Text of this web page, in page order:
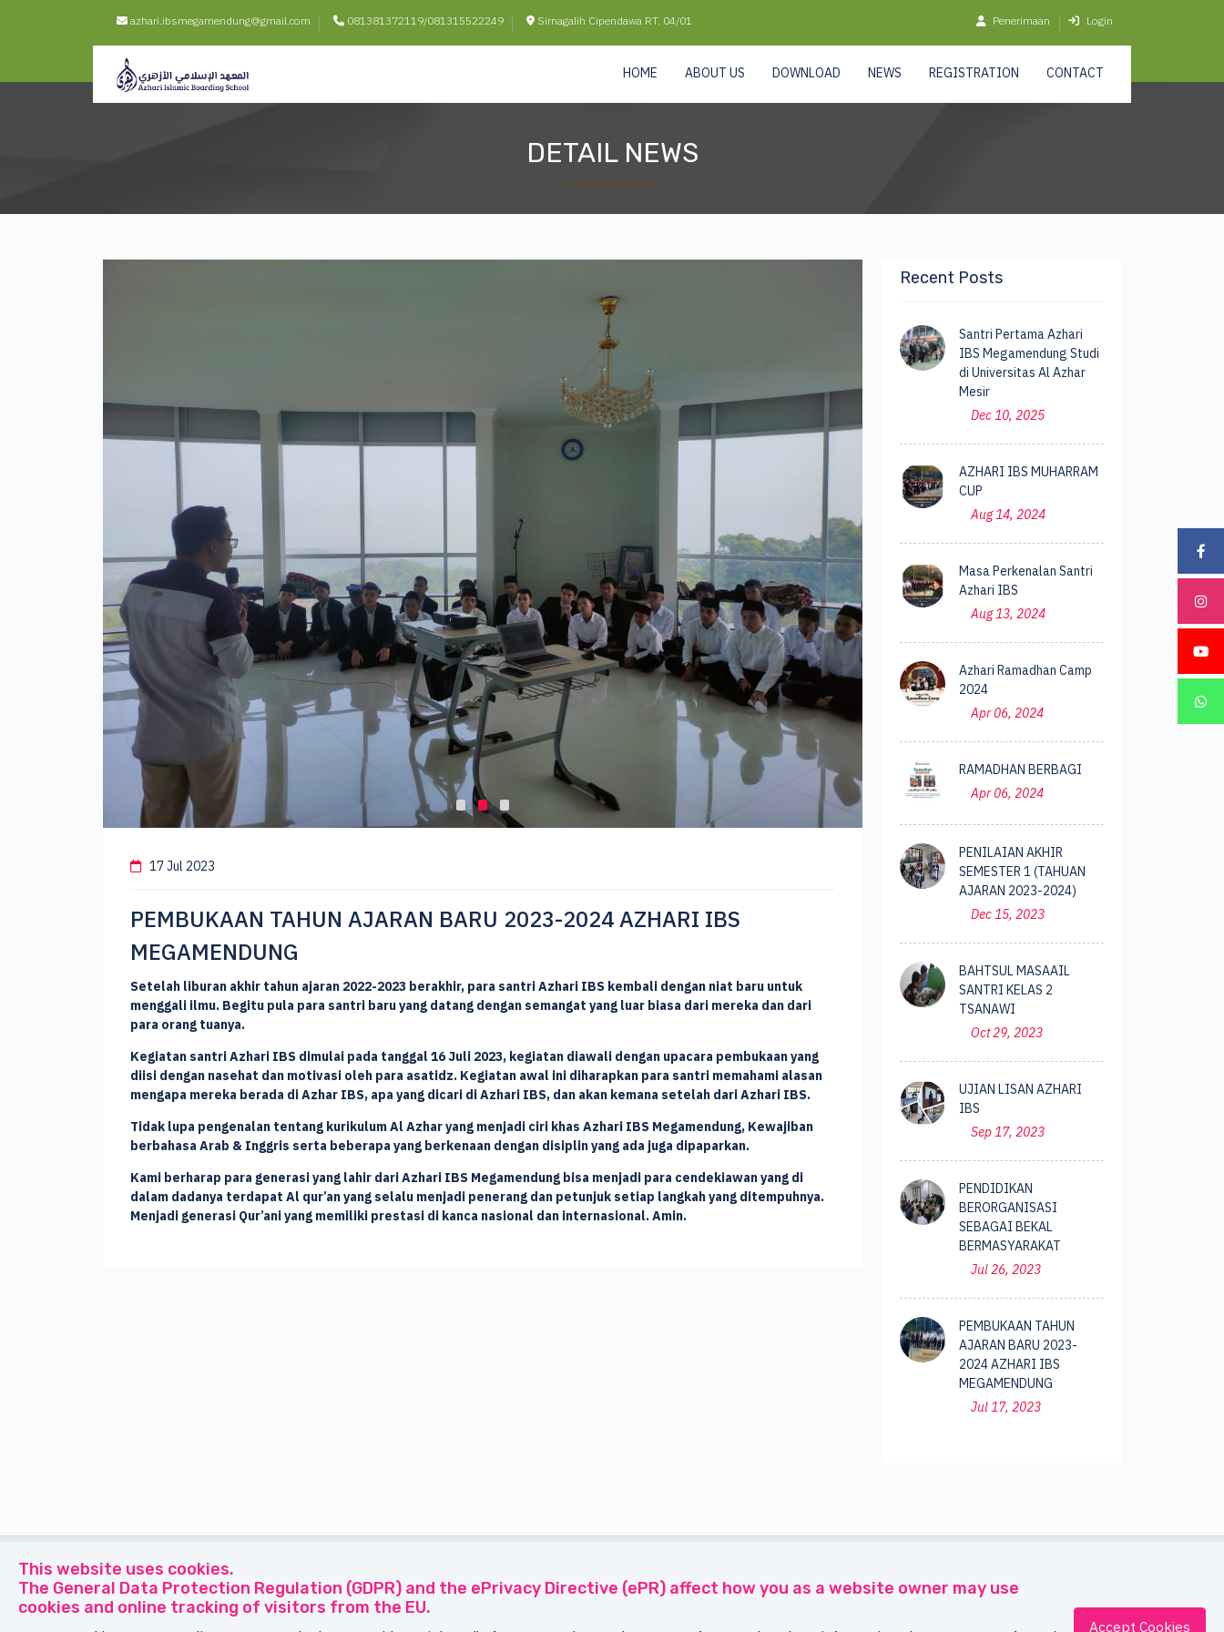
azhari.ibsmegamendung@gmail.com 081381372119/081315522249 Sirnagalih Cipendawa RT. 04/01 Penerimaan Login
HOME ABOUT US DOWNLOAD NEWS REGISTRATION CONTACT
DETAIL NEWS
17 Jul 2023
PEMBUKAAN TAHUN AJARAN BARU 2023-2024 AZHARI IBS
MEGAMENDUNG
Setelah liburan akhir tahun ajaran 2022-2023 berakhir, para santri Azhari IBS kembali dengan niat baru untuk
menggali ilmu. Begitu pula para santri baru yang datang dengan semangat yang luar biasa dari mereka dan dari
para orang tuanya.
Kegiatan santri Azhari IBS dimulai pada tanggal 16 Juli 2023, kegiatan diawali dengan upacara pembukaan yang
diisi dengan nasehat dan motivasi oleh para asatidz. Kegiatan awal ini diharapkan para santri memahami alasan
mengapa mereka berada di Azhar IBS, apa yang dicari di Azhari IBS, dan akan kemana setelah dari Azhari IBS.
Tidak lupa pengenalan tentang kurikulum Al Azhar yang menjadi ciri khas Azhari IBS Megamendung, Kewajiban
berbahasa Arab & Inggris serta beberapa yang berkenaan dengan disiplin yang ada juga dipaparkan.
Kami berharap para generasi yang lahir dari Azhari IBS Megamendung bisa menjadi para cendekiawan yang di
dalam dadanya terdapat Al qur’an yang selalu menjadi penerang dan petunjuk setiap langkah yang ditempuhnya.
Menjadi generasi Qur’ani yang memiliki prestasi di kanca nasional dan internasional. Amin.
Recent Posts
Santri Pertama Azhari
IBS Megamendung Studi
di Universitas Al Azhar
Mesir
Dec 10, 2025
AZHARI IBS MUHARRAM
CUP
Aug 14, 2024
Masa Perkenalan Santri
Azhari IBS
Aug 13, 2024
Azhari Ramadhan Camp
2024
Apr 06, 2024
RAMADHAN BERBAGI
Apr 06, 2024
PENILAIAN AKHIR
SEMESTER 1 (TAHUAN
AJARAN 2023-2024)
Dec 15, 2023
BAHTSUL MASAAIL
SANTRI KELAS 2
TSANAWI
Oct 29, 2023
UJIAN LISAN AZHARI
IBS
Sep 17, 2023
PENDIDIKAN
BERORGANISASI
SEBAGAI BEKAL
BERMASYARAKAT
Jul 26, 2023
PEMBUKAAN TAHUN
AJARAN BARU 2023-
2024 AZHARI IBS
MEGAMENDUNG
Jul 17, 2023
This website uses cookies.
The General Data Protection Regulation (GDPR) and the ePrivacy Directive (ePR) affect how you as a website owner may use
cookies and online tracking of visitors from the EU.
Accept Cookies